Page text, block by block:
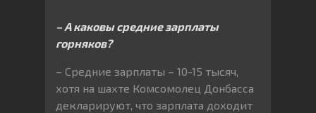
– А каковы средние зарплаты
горняков?
– Средние зарплаты – 10-15 тысяч,
хотя на шахте Комсомолец Донбасса
декларируют, что зарплата доходит